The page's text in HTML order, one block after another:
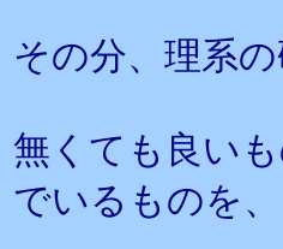
その分、理系
無くても良い
でいるものを、